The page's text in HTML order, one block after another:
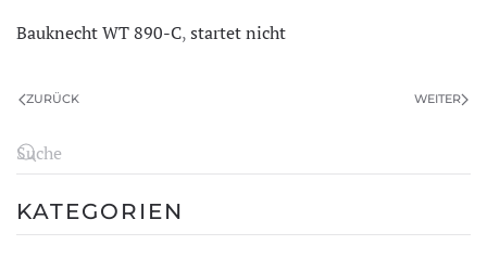
Bauknecht WT 890-C,startet nicht
ZURÜCK WEITER
KATEGORIEN